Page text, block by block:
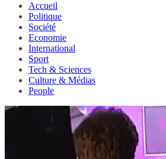
Accueil
Politique
Société
Economie
International
Sport
Tech & Sciences
Culture & Médias
People